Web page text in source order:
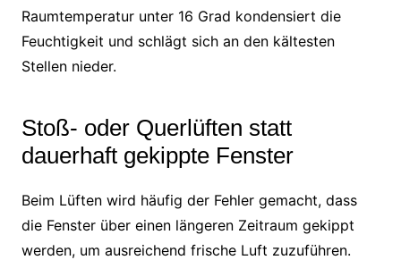
Raumtemperatur unter 16 Grad kondensiert die
Feuchtigkeit und schlägt sich an den kältesten
Stellen nieder.
Stoß- oder Querlüften statt
dauerhaft gekippte Fenster
Beim Lüften wird häufig der Fehler gemacht, dass
die Fenster über einen längeren Zeitraum gekippt
werden, um ausreichend frische Luft zuzuführen.